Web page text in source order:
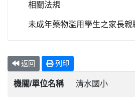
相關法規
未成年藥物濫用學生之家長親
返回 列印
機關/單位名稱 清水國小